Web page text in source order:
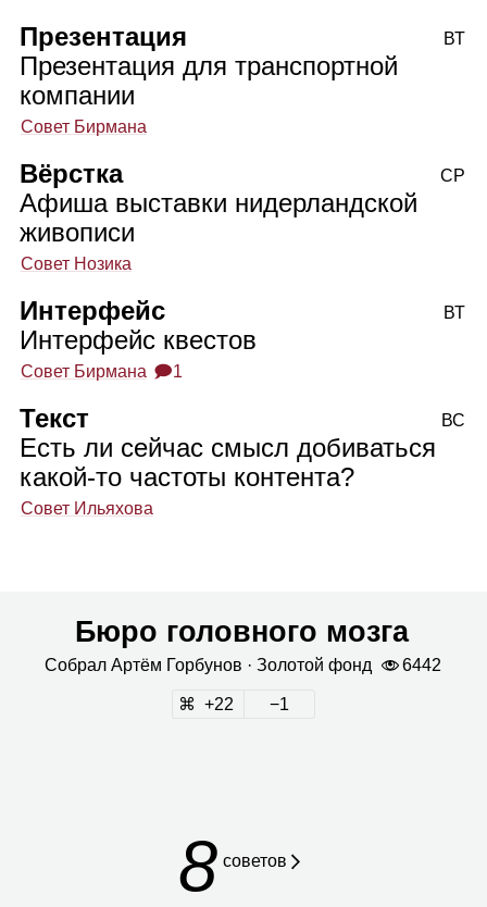
Презентация
Презентация для транспортной
компании
Совет Бирмана
ВТ
Вёрстка
Афиша выставки нидерландской
живописи
Совет Нозика
СР
Интерфейс
Интерфейс квестов
Совет Бирмана 🗩1
ВТ
Текст
Есть ли сейчас смысл добиваться
какой‑то частоты контента?
Совет Ильяхова
ВС
Бюро головного мозга
Собрал Артём Гор­бу­нов · Золо­той фонд 6442
22 1
8 сове­тов